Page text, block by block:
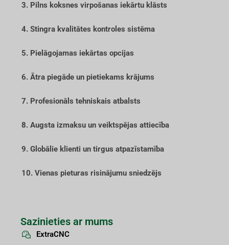
3. Pilns koksnes virpošanas iekārtu klāsts
4. Stingra kvalitātes kontroles sistēma
5. Pielāgojamas iekārtas opcijas
6. Ātra piegāde un pietiekams krājums
7. Profesionāls tehniskais atbalsts
8. Augsta izmaksu un veiktspējas attiecība
9. Globālie klienti un tirgus atpazīstamība
10. Vienas pieturas risinājumu sniedzējs
Sazinieties ar mums
ExtraCNC